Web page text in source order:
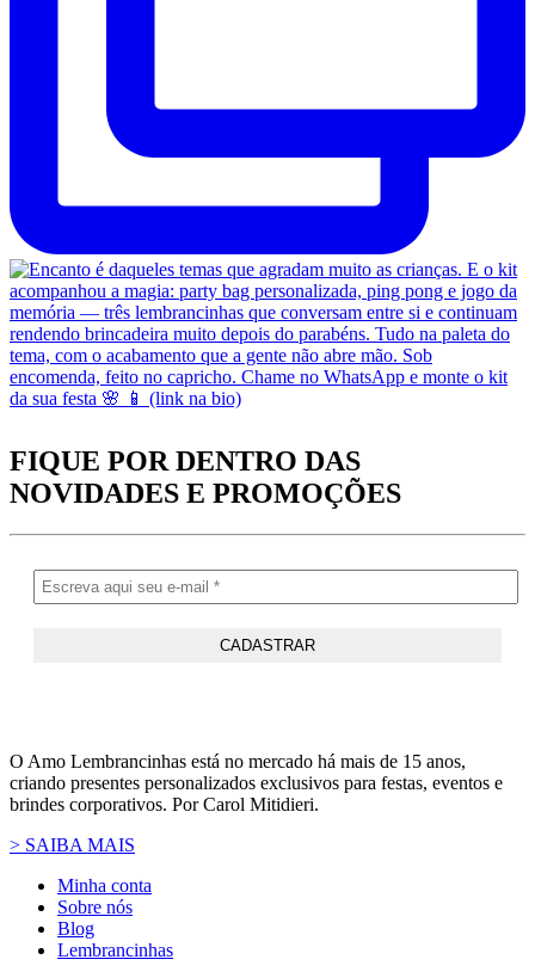
FIQUE POR DENTRO DAS
NOVIDADES E PROMOÇÕES
O Amo Lembrancinhas está no mercado há mais de 15 anos,
criando presentes personalizados exclusivos para festas, eventos e
brindes corporativos. Por Carol Mitidieri.
> SAIBA MAIS
Minha conta
Sobre nós
Blog
Lembrancinhas